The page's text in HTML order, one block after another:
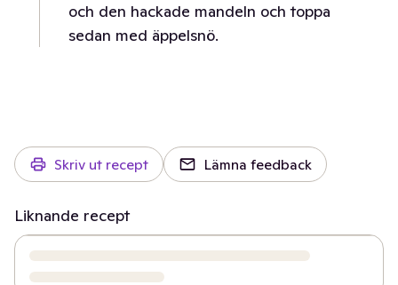
och den hackade mandeln och toppa
sedan med äppelsnö.
Skriv ut recept Lämna feedback
Liknande recept